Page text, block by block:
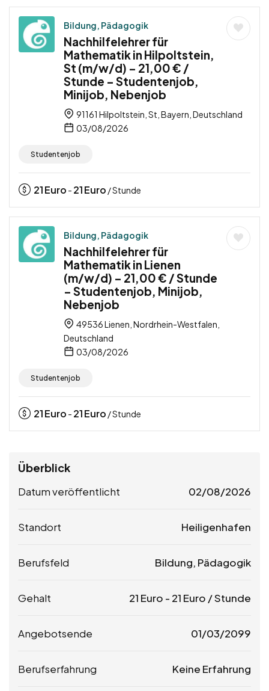
Bildung, Pädagogik
Nachhilfelehrer für
Mathematik in Hilpoltstein,
St (m/w/d) – 21,00 € /
Stunde – Studentenjob,
Minijob, Nebenjob
91161 Hilpoltstein, St, Bayern, Deutschland
03/08/2026
Studentenjob
21Euro - 21Euro / Stunde
Bildung, Pädagogik
Nachhilfelehrer für
Mathematik in Lienen
(m/w/d) – 21,00 € / Stunde
– Studentenjob, Minijob,
Nebenjob
49536 Lienen, Nordrhein-Westfalen,
Deutschland
03/08/2026
Studentenjob
21Euro - 21Euro / Stunde
Überblick
Datum veröffentlicht 02/08/2026
Standort Heiligenhafen
Berufsfeld Bildung, Pädagogik
Gehalt 21 Euro - 21 Euro / Stunde
Angebotsende 01/03/2099
Berufserfahrung Keine Erfahrung